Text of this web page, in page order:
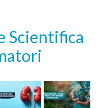
Scientifica